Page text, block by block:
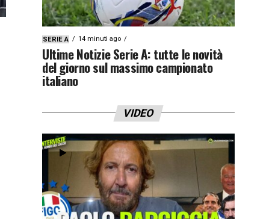
SERIE A 14 minuti ago
Ultime Notizie Serie A: tutte le novità
del giorno sul massimo campionato
italiano
VIDEO